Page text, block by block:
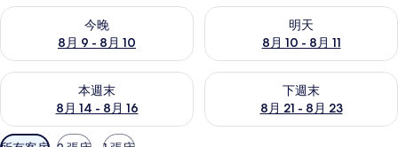
今晚
8月 9 - 8月 10
查看今晚 (8月 9 - 8月 10) 的供應情況
明天
8月 10 - 8月 11
查看明天 (8月 10 - 8月 11) 的
本週末
8月 14 - 8月 16
查看本週末 (8月 14 - 8月 16) 的供應情況
下週末
8月 21 - 8月 23
查看下週末 (8月 21 - 8月 23)
可